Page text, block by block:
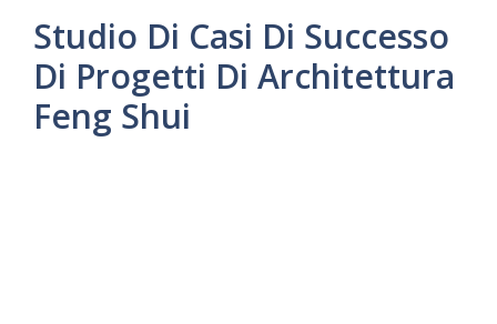
Studio Di Casi Di Successo
Di Progetti Di Architettura
Feng Shui